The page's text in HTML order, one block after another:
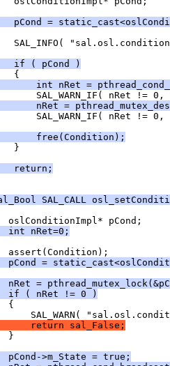
pCond =
if ( pCond )
int nRet =
nRet =
free(Condition);
return;
SAL_CALL
int nRet=0;
pCond =
nRet =
if ( nRet != 0 )
return sal_False;
pCond->m_State = true;